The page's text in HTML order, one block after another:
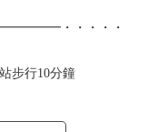
・・・・・
步行10分鐘
行10分鐘